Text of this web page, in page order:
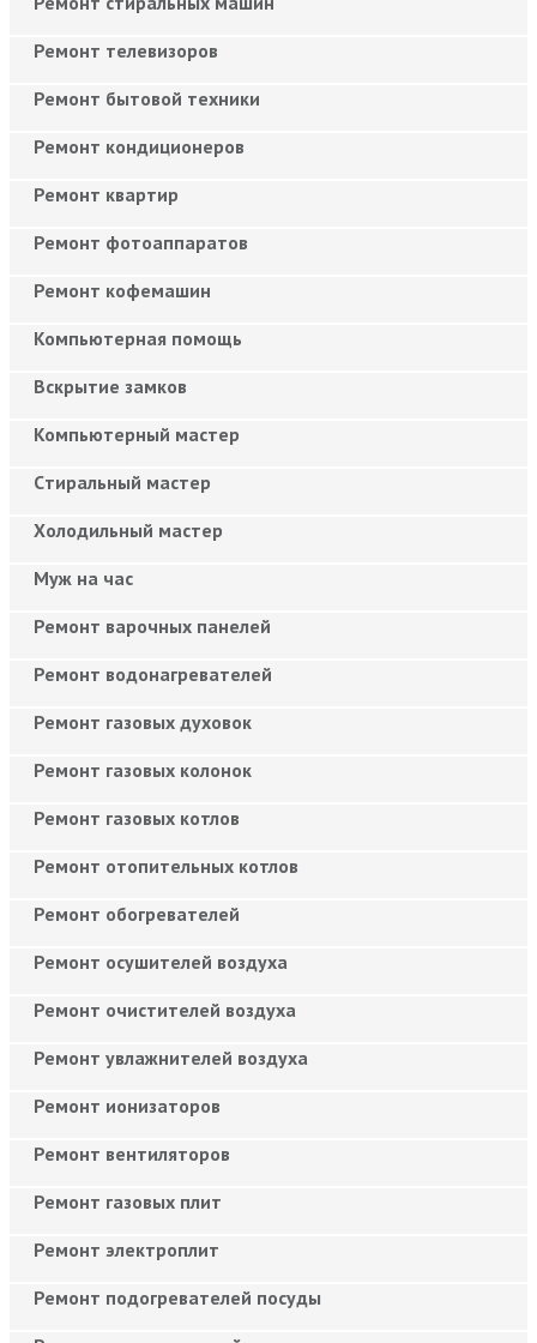
Ремонт телевизоров
Ремонт бытовой техники
Ремонт кондиционеров
Ремонт квартир
Ремонт фотоаппаратов
Ремонт кофемашин
Компьютерная помощь
Вскрытие замков
Компьютерный мастер
Cтиральный мастер
Холодильный мастер
Муж на час
Ремонт варочных панелей
Ремонт водонагревателей
Ремонт газовых духовок
Ремонт газовых колонок
Ремонт газовых котлов
Ремонт отопительных котлов
Ремонт обогревателей
Ремонт осушителей воздуха
Ремонт очистителей воздуха
Ремонт увлажнителей воздуха
Ремонт ионизаторов
Ремонт вентиляторов
Ремонт газовых плит
Ремонт электроплит
Ремонт подогревателей посуды